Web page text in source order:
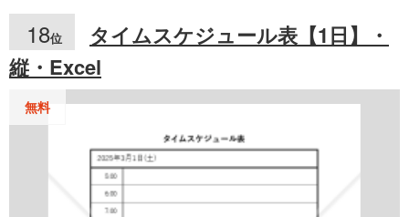
ウンロード＞ 手書きにも印刷にも対応したWor
d形式で、コストをかけることなく使用できま
す。 ＜定型文入りで迷わない＞ 「一身上の都
合により」など、文例を参考にしながら作成で
きます。 ＜シンプル構成で編集が簡単＞ 必要
項目を記入するだけで、迅速に退職届を準備で
という意味合いを持ちます。そのため、出産や
入学、新築、開店など、何度繰り返しても良い
お祝い事やお礼に適しているとされています。
水引は、熨斗紙の中央にかけられる飾り紐のこ
とであり、贈る意味合いによって色や結び方が
異なります。水引の本数は奇数が基本とされ、
5本が一般的ですが、7本はより丁寧な意味合い
18位
タイムスケジュール表【1日】・
縦・Excel
無料